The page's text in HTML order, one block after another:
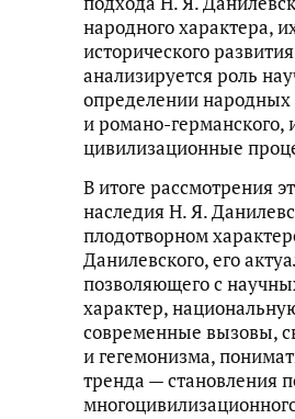
народного характера,
исторического
анализируется роль
определении народных
и романо-германского,
цивилизационные
В итоге рассмотрения
наследия Н. Я.
плодотворном
Данилевского, его
позволяющего с
характер,
современные вызовы,
и гегемонизма,
тренда — становления